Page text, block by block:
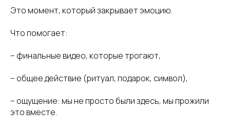
Это момент, который закрывает эмоцию.
Что помогает:
– финальные видео, которые трогают,
– общее действие (ритуал, подарок, символ),
– ощущение: мы не просто были здесь, мы прожили
это вместе.